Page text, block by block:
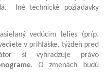
Iné technické požiadavky
vedúcim telies (príp.
v prihláške, týždeň pred
si vyhradzuje právo
. O zmenách budú